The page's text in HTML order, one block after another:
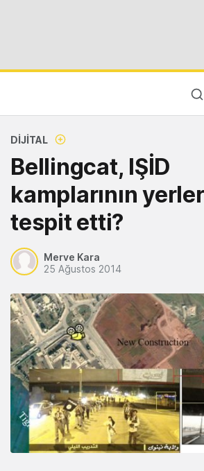
DIJITAL
Bellingcat, IŞİD
kamplarının
tespit etti?
Merve Kara
25 Ağustos 2014